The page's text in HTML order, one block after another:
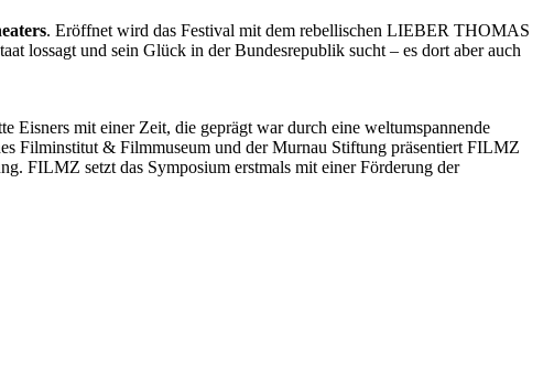
. Eröffnet wird das Festival mit dem rebellischen LIEBER THOMAS
lossagt und sein Glück in der Bundesrepublik sucht – es dort aber auch
Eisners mit einer Zeit, die geprägt war durch eine weltumspannende
Filminstitut & Filmmuseum und der Murnau Stiftung präsentiert FILMZ
FILMZ setzt das Symposium erstmals mit einer Förderung der